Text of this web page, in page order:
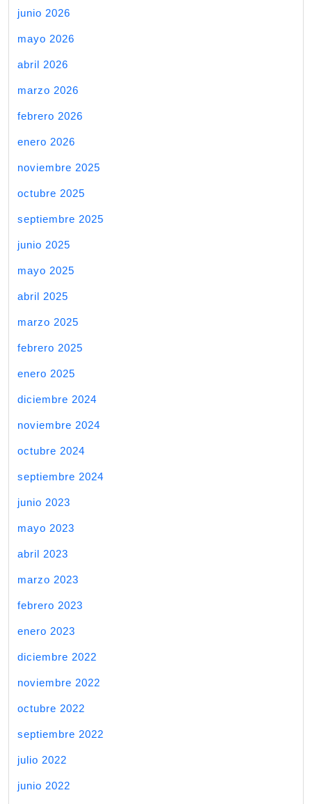
junio 2026
mayo 2026
abril 2026
marzo 2026
febrero 2026
enero 2026
noviembre 2025
octubre 2025
septiembre 2025
junio 2025
mayo 2025
abril 2025
marzo 2025
febrero 2025
enero 2025
diciembre 2024
noviembre 2024
octubre 2024
septiembre 2024
junio 2023
mayo 2023
abril 2023
marzo 2023
febrero 2023
enero 2023
diciembre 2022
noviembre 2022
octubre 2022
septiembre 2022
julio 2022
junio 2022